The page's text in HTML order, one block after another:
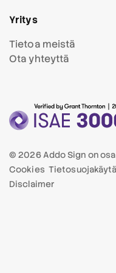
Yritys
Tietoa meistä
Ota yhteyttä
© 2026 Addo Sign on
Cookies
Disclaimer